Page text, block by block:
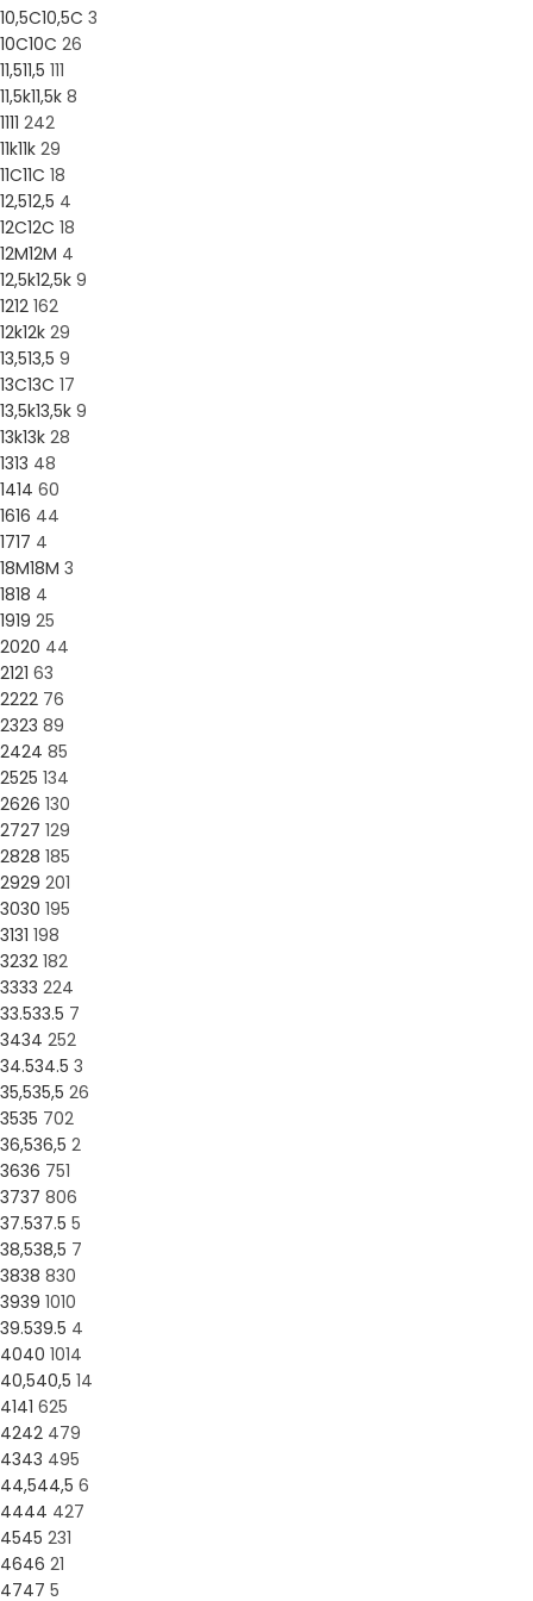
10,5C10,5C 3
10C10C 26
11,511,5 111
11,5k11,5k 8
1111 242
11k11k 29
11C11C 18
12,512,5 4
12C12C 18
12M12M 4
12,5k12,5k 9
1212 162
12k12k 29
13,513,5 9
13C13C 17
13,5k13,5k 9
13k13k 28
1313 48
1414 60
1616 44
1717 4
18M18M 3
1818 4
1919 25
2020 44
2121 63
2222 76
2323 89
2424 85
2525 134
2626 130
2727 129
2828 185
2929 201
3030 195
3131 198
3232 182
3333 224
33.533.5 7
3434 252
34.534.5 3
35,535,5 26
3535 702
36,536,5 2
3636 751
3737 806
37.537.5 5
38,538,5 7
3838 830
3939 1010
39.539.5 4
4040 1014
40,540,5 14
4141 625
4242 479
4343 495
44,544,5 6
4444 427
4545 231
4646 21
4747 5